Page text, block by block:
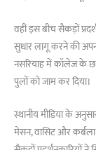
वहीं इस बीच सैकड़ों
सुधार लागू करने की
नसरियाह में कॉलेज के
पुलों को जाम कर दिया।
स्थानीय मीडिया के
मेसन, वासिट और कर्बला